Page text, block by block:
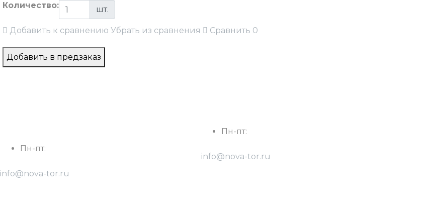
Количество: шт.
Добавить к сравнению Убрать из сравнения Сравнить 0
Добавить в предзаказ
Пн-пт:
info@nova-tor.ru
Пн-пт:
info@nova-tor.ru